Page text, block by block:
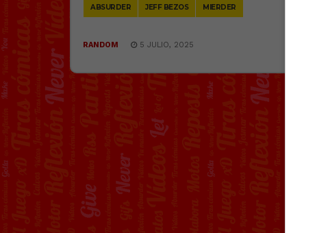
ABSURDER JEFF BEZOS MIERDER
RANDOM 5 JULIO, 2025